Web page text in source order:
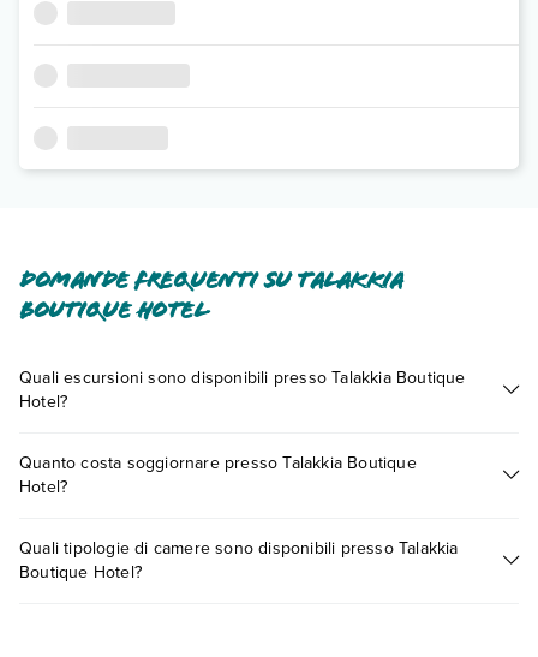
Domande frequenti su Talakkia
Boutique Hotel
Quali escursioni sono disponibili presso Talakkia Boutique
Hotel?
presso Talakkia Boutique Hotel. Scoprile tutte nella
dedicata
Quanto costa soggiornare presso Talakkia Boutique
Hotel?
vari fattori (per es. date, condizioni dell'hotel, ecc). Per
consultare i prezzi, compila il motore di ricerca e scegli
Quali tipologie di camere sono disponibili presso Talakkia
Boutique Hotel?